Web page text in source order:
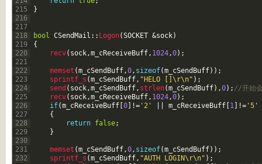
215
216
217
218
219
220
221
222
223
224
225
226
227
228
229
230
231
232
}
bool CSendMail :: Logon(SOCKET &sock)
{
recv( sock ,m_cReceiveBuff , 1024 ,0) ;
memset (m_cSendBuff ,0 , sizeof(m_cSendBuff) ) ;
sprintf_s (m_cSendBuff , "HELO []\r\n" ) ;
send ( sock ,m_cSendBuff , strlen(m_cSendBuff) ,0) ; //开始
recv( sock ,m_cReceiveBuff , 1024 ,0) ;
if(m_cReceiveBuff [0] != '2' m_cReceiveBuff [1 ] != '5'
{
return false;
}
memset (m_cSendBuff ,0 , sizeof(m_cSendBuff) ) ;
sprintf_s (m_cSendBuff , "AUTH LOGIN\r\n" ) ;